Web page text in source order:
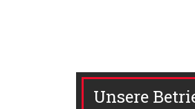
Unsere